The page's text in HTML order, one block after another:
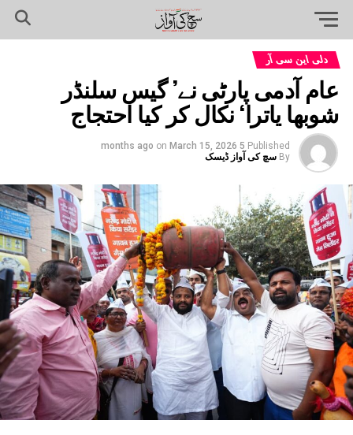
دلی این سی آر
عام آدمی پارٹی نے’ گیس سلنڈر
شوبھا یاترا‘ نکال کر کیا احتجاج
Published
5 months ago
on March 15, 2026
By سچ کی آواز ڈیسک